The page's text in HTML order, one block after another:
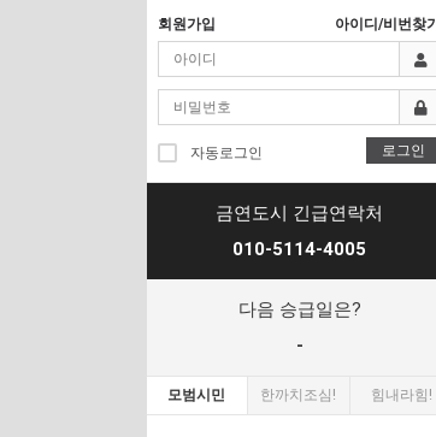
회원가입 아이디/비번찾기
자동로그인 로그인
금연도시 긴급연락처
010-5114-4005
다음 승급일은?
-
모범시민 한까치조심! 힘내라힘!